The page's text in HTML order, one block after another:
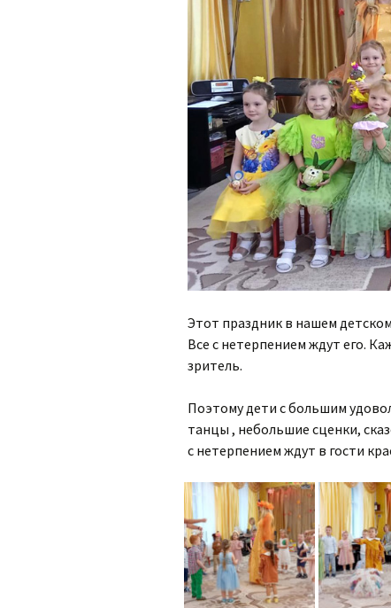
Этот праздник в нашем
Все с нетерпением ждут его.
зритель.
Поэтому дети с большим
танцы , небольшие сценки,
с нетерпением ждут в гости